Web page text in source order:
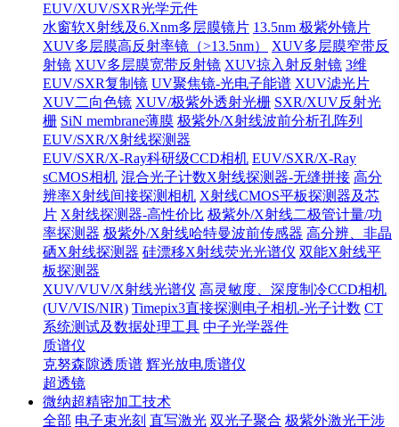
EUV/XUV/SXR光学元件
水窗软X射线及6.Xnm多层膜镜片 13.5nm 极紫外镜片
XUV多层膜高反射率镜（>13.5nm）
XUV多层膜窄带反
射镜 XUV多层膜宽带反射镜 XUV掠入射反射镜 3维
EUV/SXR复制镜 UV聚焦镜-光电子能谱 XUV滤光片
XUV二向色镜 XUV/极紫外透射光栅 SXR/XUV反射光
栅 SiN membrane薄膜 极紫外/X射线波前分析孔阵列
EUV/SXR/X射线探测器
EUV/SXR/X-Ray科研级CCD相机 EUV/SXR/X-Ray
sCMOS相机 混合光子计数X射线探测器-无缝拼接 高分
辨率X射线间接探测相机 X射线CMOS平板探测器及芯
片 X射线探测器-高性价比 极紫外/X射线二极管计量/功
率探测器 极紫外/X射线哈特曼波前传感器 高分辨、非晶
硒X射线探测器 硅漂移X射线荧光光谱仪 双能X射线平
板探测器
XUV/VUV/X射线光谱仪 高灵敏度、深度制冷CCD相机
(UV/VIS/NIR) Timepix3直接探测电子相机-光子计数 CT
系统测试及数据处理工具 中子光学器件
质谱仪
克努森隙透质谱 辉光放电质谱仪
超透镜
微纳超精密加工技术
全部 电子束光刻 直写激光 双光子聚合 极紫外激光干涉